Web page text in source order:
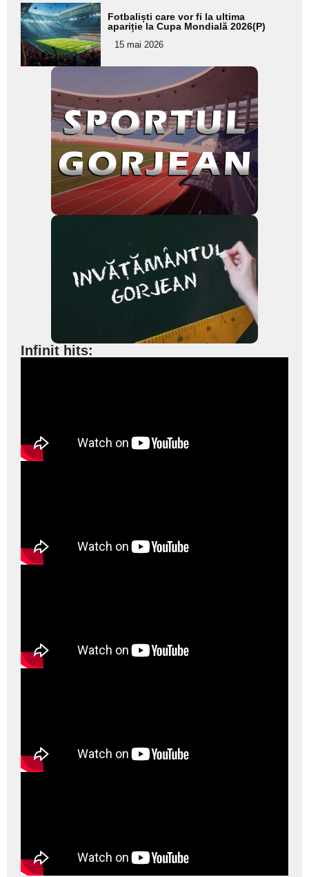
Adaugă
aici textul
pentru
subtitlu
Fotbaliști care vor fi la ultima
apariție la Cupa Mondială 2026(P)
15 mai 2026
Infinit hits: